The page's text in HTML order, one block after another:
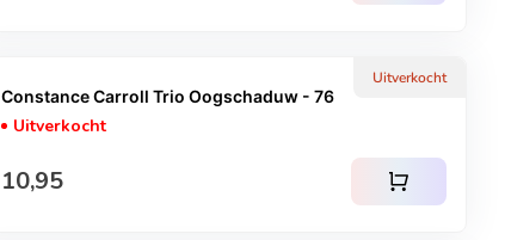
Uitverkocht
Constance Carroll Trio Oogschaduw - 76
Uitverkocht
Normale prijs
10,95 shopping_cart